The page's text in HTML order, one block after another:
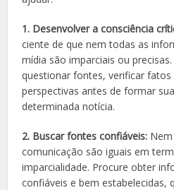
1. Desenvolver a consciência
ciente de que nem todas as
mídia são imparciais ou
questionar fontes, verificar fatos
perspectivas antes de formar
determinada notícia.
2. Buscar fontes confiáveis:
comunicação são iguais em
imparcialidade. Procure obter
confiáveis e bem estabelecidas,